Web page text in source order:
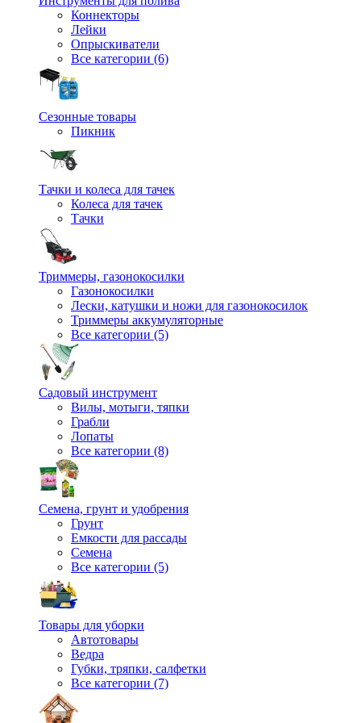
Коннекторы
Лейки
Опрыскиватели
Все категории (6)
Сезонные товары
Пикник
Тачки и колеса для тачек
Колеса для тачек
Тачки
Триммеры, газонокосилки
Газонокосилки
Лески, катушки и ножи для газонокосилок
Триммеры аккумуляторные
Все категории (5)
Садовый инструмент
Вилы, мотыги, тяпки
Грабли
Лопаты
Все категории (8)
Семена, грунт и удобрения
Грунт
Емкости для рассады
Семена
Все категории (5)
Товары для уборки
Автотовары
Ведра
Губки, тряпки, салфетки
Все категории (7)